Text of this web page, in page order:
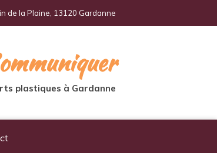
de la Plaine, 13120 Gardanne
plastiques à Gardanne